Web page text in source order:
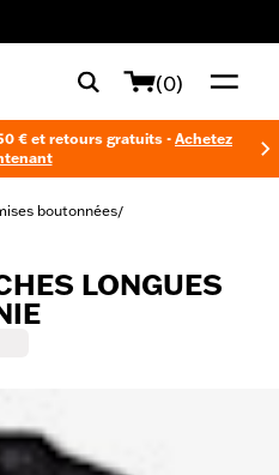
(0)
€ et retours gratuits - Achetez
boutonnées/
LONGUES